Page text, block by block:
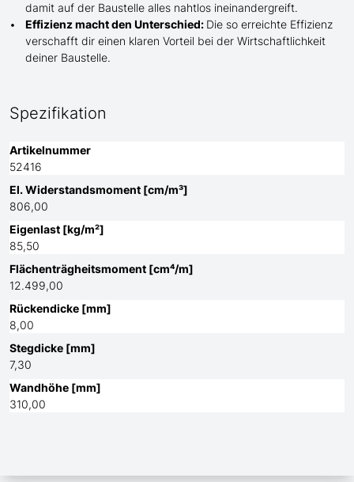
damit auf der Baustelle alles nahtlos ineinandergreift.
Effizienz macht den Unterschied: Die so erreichte Effizienz
verschafft dir einen klaren Vorteil bei der Wirtschaftlichkeit
deiner Baustelle.
Spezifikation
Artikelnummer
52416
El. Widerstandsmoment [cm/m³]
806,00
Eigenlast [kg/m²]
85,50
Flächenträgheitsmoment [cm⁴/m]
12.499,00
Rückendicke [mm]
8,00
Stegdicke [mm]
7,30
Wandhöhe [mm]
310,00